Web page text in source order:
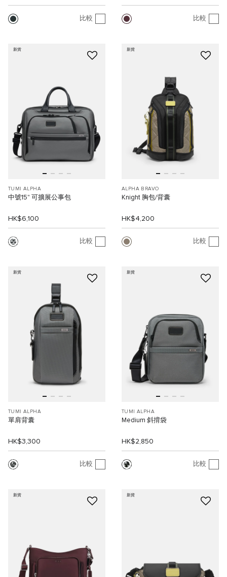
比較 比較
新貨
TUMI ALPHA
中號15" 可擴展公事包
HK$6,100
比較
新貨
ALPHA BRAVO
Knight 胸包/背囊
HK$4,200
比較
新貨
TUMI ALPHA
單肩背囊
HK$3,300
比較
新貨
TUMI ALPHA
Medium 斜揹袋
HK$2,850
比較
新貨 新貨